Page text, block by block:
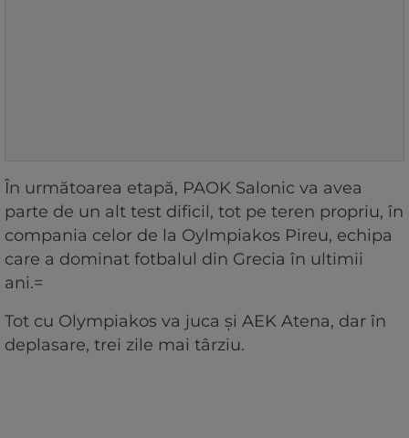
În următoarea etapă, PAOK Salonic va avea
parte de un alt test dificil, tot pe teren propriu, în
compania celor de la Oylmpiakos Pireu, echipa
care a dominat fotbalul din Grecia în ultimii
ani.=
Tot cu Olympiakos va juca și AEK Atena, dar în
deplasare, trei zile mai târziu.